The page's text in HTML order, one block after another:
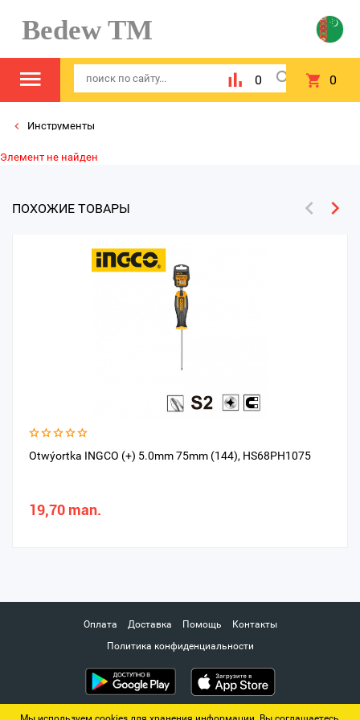
Bedew TM
0 0
Инструменты
Элемент не найден
ПОХОЖИЕ ТОВАРЫ
Otwýortka INGCO (+) 5.0mm 75mm (144), HS68PH1075
19,70 man.
Оплата Доставка Помощь
Контакты
Политика конфиденциальности